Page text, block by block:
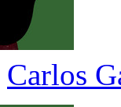
Carlos